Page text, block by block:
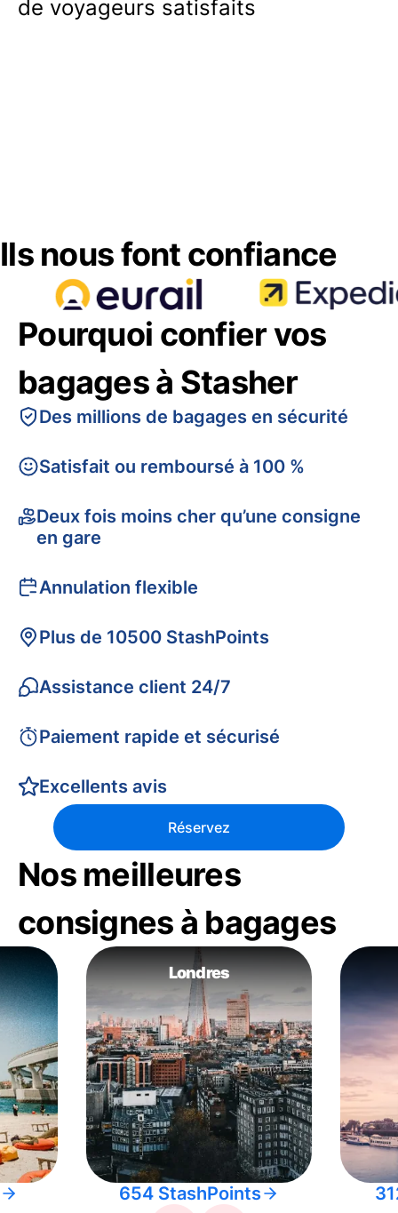
de voyageurs satisfaits
Ils nous font confiance
Pourquoi confier vos
bagages à Stasher
Des millions de bagages en sécurité
Satisfait ou remboursé à 100 %
Deux fois moins cher qu’une consigne
en gare
Annulation flexible
Plus de 10500 StashPoints
Assistance client 24/7
Paiement rapide et sécurisé
Excellents avis
Réservez
Nos meilleures
consignes à bagages
Londres
654 StashPoints